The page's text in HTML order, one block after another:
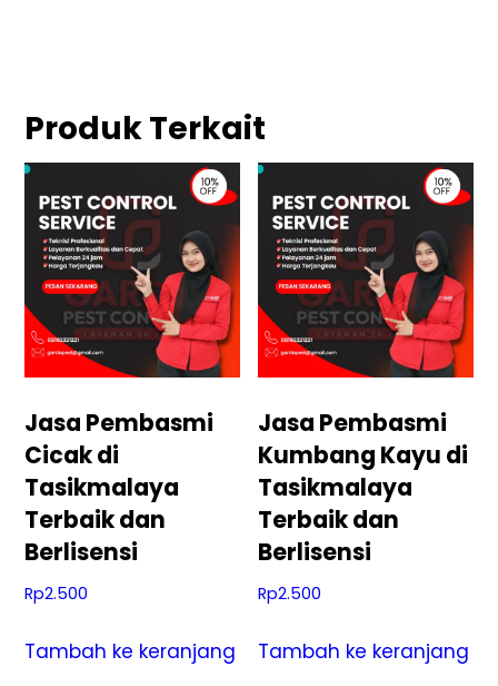
Produk Terkait
Jasa Pembasmi
Cicak di
Tasikmalaya
Terbaik dan
Berlisensi
Rp2.500
Tambah ke keranjang
Jasa Pembasmi
Kumbang Kayu di
Tasikmalaya
Terbaik dan
Berlisensi
Rp2.500
Tambah ke keranjang